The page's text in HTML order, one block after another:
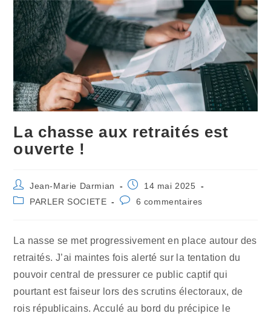
La chasse aux retraités est
ouverte !
Auteur/autrice
de
la
Jean-Marie Darmian
Publication
publiée :
14 mai 2025
PostPARLER SOCIETE
Commentaires
6 commentaires
La nasse se met progressivement en place autour des
retraités. J’ai maintes fois alerté sur la tentation du
pouvoir central de pressurer ce public captif qui
pourtant est faiseur lors des scrutins électoraux, de
rois républicains. Acculé au bord du précipice le